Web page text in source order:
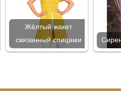
Жёлтый жакет
связанный спицами